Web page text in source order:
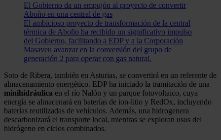
El Gobierno da un empujón al proyecto de convertir
Aboño en una central de gas
El ambicioso proyecto de transformación de la central
térmica de Aboño ha recibido un significativo impulso
del Gobierno, facilitando a EDP y a la Corporación
Masaveu avanzar en la conversión del grupo de
generación 2 para operar con gas natural.
Soto de Ribera, también en Asturias, se convertirá en un referente de
almacenamiento energético. EDP ha iniciado la tramitación de una
minihidráulica en el río Nalón y un parque fotovoltaico, cuya
energía se almacenará en baterías de ion-litio y RedOx, incluyendo
baterías reutilizadas de vehículos. Además, una hidrogenera
descarbonizará el transporte local, mientras se exploran usos del
hidrógeno en ciclos combinados.